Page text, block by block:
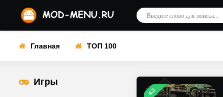
Главная ТОП 100
Игры
4.3